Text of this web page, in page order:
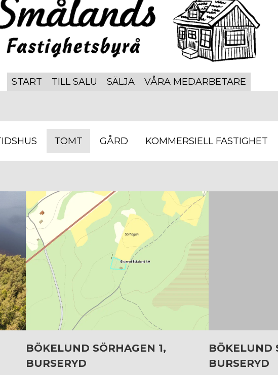
START TILL SALU SÄLJA VÅRA MEDARBETARE
TOMT GÅRD KOMMERSIELL FASTIGHET
BÖKELUND SÖRHAGEN 1,
BURSERYD
BÖKELUND
BURSERYD